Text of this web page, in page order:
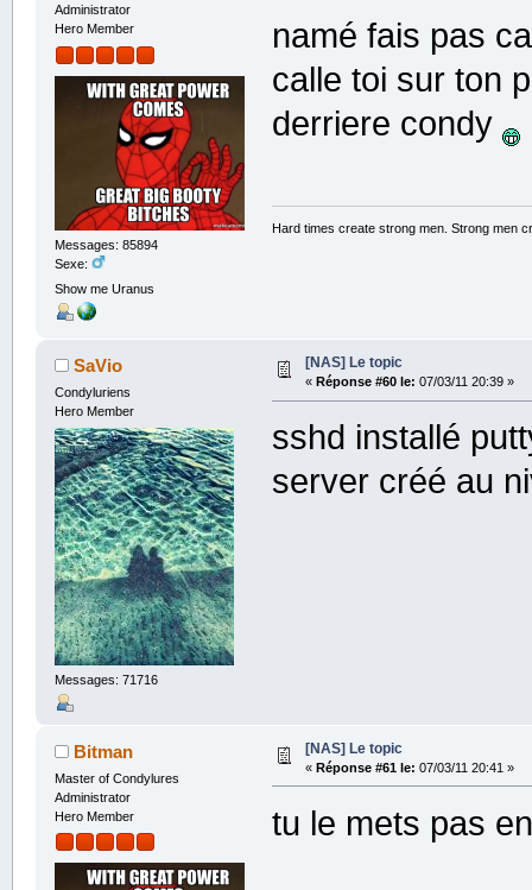
Administrator
Hero Member
Messages: 85894
Sexe:
Show me Uranus
namé fais pas
calle toi sur ton
derriere condy
Hard times create strong men. Strong men
SaVio
Condyluriens
Hero Member
Messages: 71716
[NAS] Le topic
« Réponse #60 le: 07/03/11 20:39 »
sshd installé
server créé au
Bitman
Master of Condylures
Administrator
Hero Member
[NAS] Le topic
« Réponse #61 le: 07/03/11 20:41 »
tu le mets pas